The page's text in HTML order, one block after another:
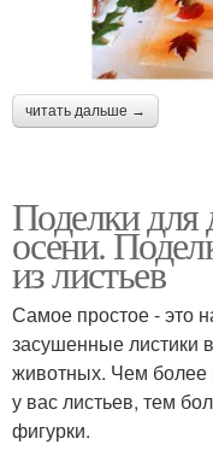
читать дальше →
Поделки для
осени.
из листьев
Самое простое - это
засушенные листики
животных. Чем
у вас листьев, тем
фигурки.